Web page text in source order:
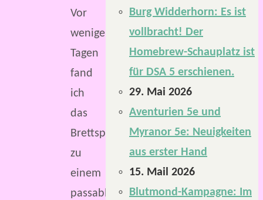
Vor
weniger
Tagen
fand
ich
das
Brettspiel
zu
einem
passablen
Burg Widderhorn: Es ist
vollbracht! Der
Homebrew-Schauplatz ist
für DSA 5 erschienen.
29. Mai 2026
Aventurien 5e und
Myranor 5e: Neuigkeiten
aus erster Hand
15. Mail 2026
Blutmond-Kampagne: Im